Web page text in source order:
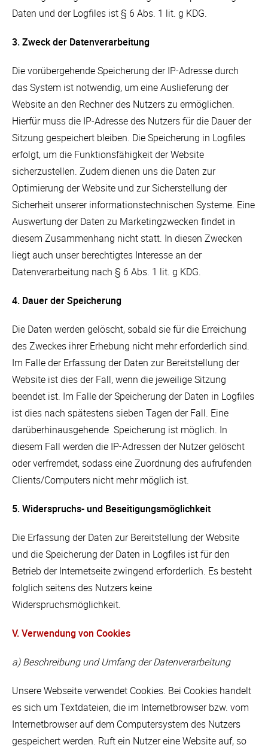
Daten und der Logfiles ist § 6 Abs. 1 lit. g KDG.
3. Zweck der Datenverarbeitung
Die vorübergehende Speicherung der IP-Adresse durch
das System ist notwendig, um eine Auslieferung der
Website an den Rechner des Nutzers zu ermöglichen.
Hierfür muss die IP-Adresse des Nutzers für die Dauer der
Sitzung gespeichert bleiben. Die Speicherung in Logfiles
erfolgt, um die Funktionsfähigkeit der Website
sicherzustellen. Zudem dienen uns die Daten zur
Optimierung der Website und zur Sicherstellung der
Sicherheit unserer informationstechnischen Systeme. Eine
Auswertung der Daten zu Marketingzwecken findet in
diesem Zusammenhang nicht statt. In diesen Zwecken
liegt auch unser berechtigtes Interesse an der
Datenverarbeitung nach § 6 Abs. 1 lit. g KDG.
4. Dauer der Speicherung
Die Daten werden gelöscht, sobald sie für die Erreichung
des Zweckes ihrer Erhebung nicht mehr erforderlich sind.
Im Falle der Erfassung der Daten zur Bereitstellung der
Website ist dies der Fall, wenn die jeweilige Sitzung
beendet ist. Im Falle der Speicherung der Daten in Logfiles
ist dies nach spätestens sieben Tagen der Fall. Eine
darüberhinausgehende Speicherung ist möglich. In
diesem Fall werden die IP-Adressen der Nutzer gelöscht
oder verfremdet, sodass eine Zuordnung des aufrufenden
Clients/Computers nicht mehr möglich ist.
5. Widerspruchs- und Beseitigungsmöglichkeit
Die Erfassung der Daten zur Bereitstellung der Website
und die Speicherung der Daten in Logfiles ist für den
Betrieb der Internetseite zwingend erforderlich. Es besteht
folglich seitens des Nutzers keine
Widerspruchsmöglichkeit.
V. Verwendung von Cookies
a) Beschreibung und Umfang der Datenverarbeitung
Unsere Webseite verwendet Cookies. Bei Cookies handelt
es sich um Textdateien, die im Internetbrowser bzw. vom
Internetbrowser auf dem Computersystem des Nutzers
gespeichert werden. Ruft ein Nutzer eine Website auf, so